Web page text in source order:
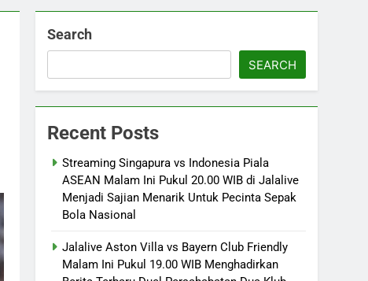
Search
SEARCH
Recent Posts
Streaming Singapura vs Indonesia Piala
ASEAN Malam Ini Pukul 20.00 WIB di Jalalive
Menjadi Sajian Menarik Untuk Pecinta Sepak
Bola Nasional
Jalalive Aston Villa vs Bayern Club Friendly
Malam Ini Pukul 19.00 WIB Menghadirkan